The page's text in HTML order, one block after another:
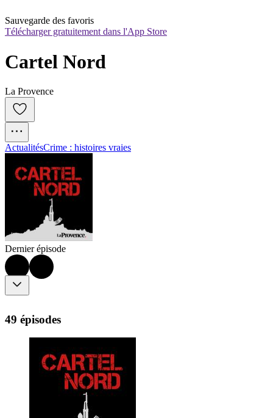
Sauvegarde des favoris
Télécharger gratuitement dans l'App Store
Cartel Nord
La Provence
ActualitésCrime : histoires vraies
Dernier épisode
49 épisodes